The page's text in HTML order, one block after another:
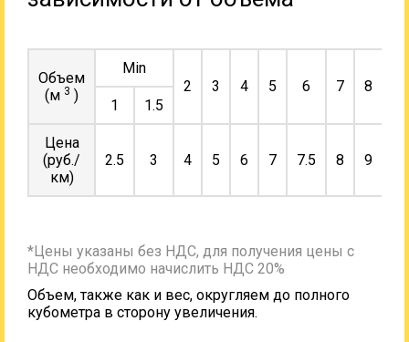
Объем
(м 3 )
Min
2
3 4 5 6 7 8
1
1.5
Цена
(руб./
км)
2.5 3 4 5 6 7 7.5 8 9
*Цены указаны без НДС, для получения цены с
НДС необходимо начислить НДС 20%
Объем, также как и вес, округляем до полного
кубометра в сторону увеличения.